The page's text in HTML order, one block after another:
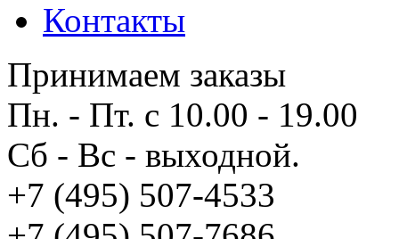
Контакты
Принимаем заказы
Пн. - Пт. с 10.00 - 19.00
Сб - Вс - выходной.
+7 (495) 507-4533